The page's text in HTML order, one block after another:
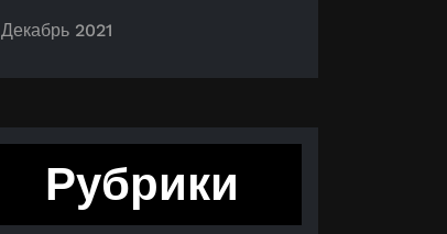
Декабрь 2021
Рубрики